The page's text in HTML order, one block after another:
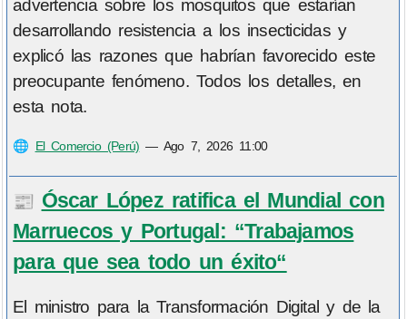
advertencia sobre los mosquitos que estarían
desarrollando resistencia a los insecticidas y
explicó las razones que habrían favorecido este
preocupante fenómeno. Todos los detalles, en
esta nota.
🌐 El Comercio (Perú) — Ago 7, 2026 11:00
📰 Óscar López ratifica el Mundial con
Marruecos y Portugal: “Trabajamos
para que sea todo un éxito“
El ministro para la Transformación Digital y de la